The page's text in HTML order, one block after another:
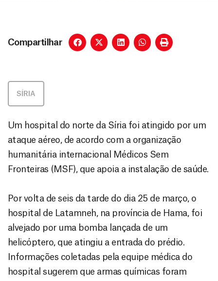
Compartilhar
SÍRIA
Um hospital do norte da Síria foi atingido por um
ataque aéreo, de acordo com a organização
humanitária internacional Médicos Sem
Fronteiras (MSF), que apoia a instalação de saúde.
Por volta de seis da tarde do dia 25 de março, o
hospital de Latamneh, na província de Hama, foi
alvejado por uma bomba lançada de um
helicóptero, que atingiu a entrada do prédio.
Informações coletadas pela equipe médica do
hospital sugerem que armas químicas foram